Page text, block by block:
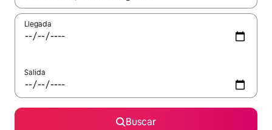
Llegada
Salida
Buscar